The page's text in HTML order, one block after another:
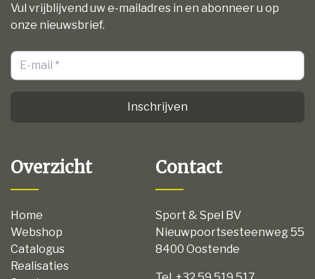
Vul vrijblijvend uw e-mailadres in en abonneer u op
onze nieuwsbrief.
Inschrijven
Overzicht
Home
Webshop
Catalogus
Realisaties
Contact
Sport & Spel BV
Nieuwpoortsesteenweg 55
8400 Oostende